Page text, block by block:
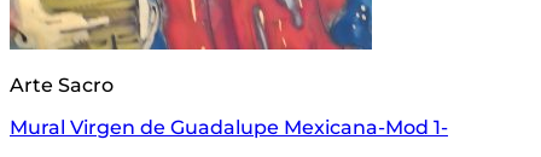
Arte Sacro
Mural Virgen de Guadalupe Mexicana-Mod 1-